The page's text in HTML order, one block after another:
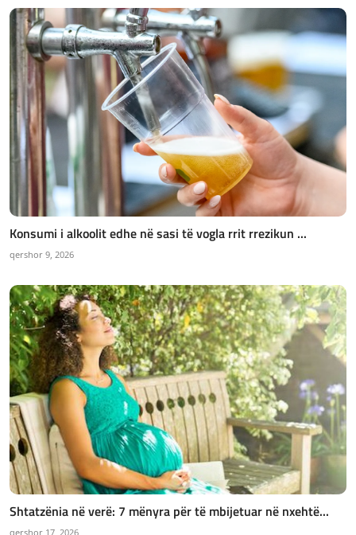
Konsumi i alkoolit edhe në sasi të vogla rrit rrezikun ...
qershor 9, 2026
Shtatzënia në verë: 7 mënyra për të mbijetuar në nxehtë...
qershor 17, 2026